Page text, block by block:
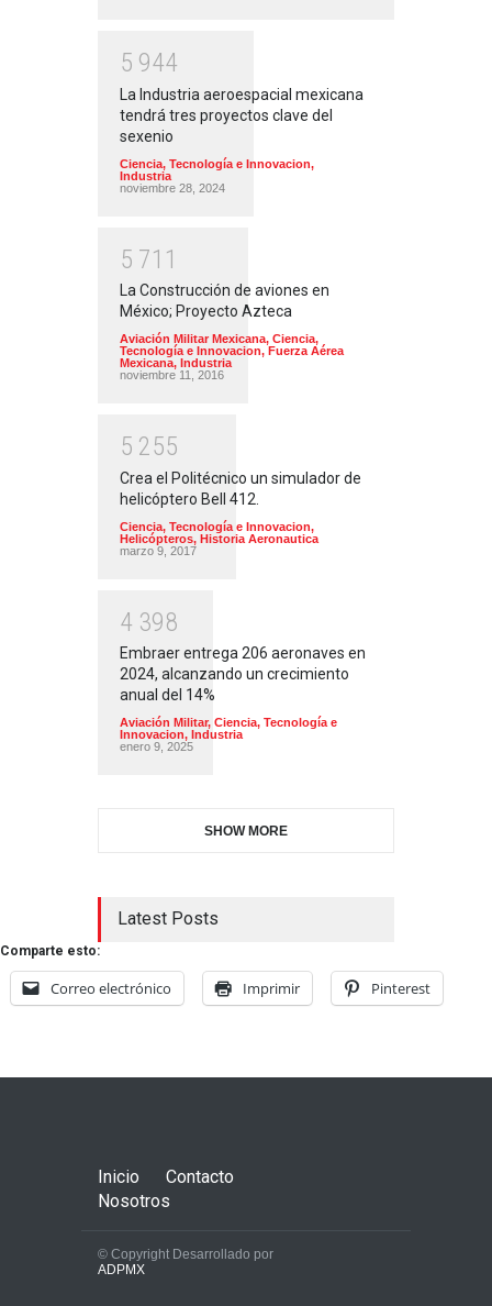
5 944
La Industria aeroespacial mexicana
tendrá tres proyectos clave del
sexenio
Ciencia, Tecnología e Innovacion,
Industria
noviembre 28, 2024
5 71 1
La Construcción de aviones en
México; Proyecto Azteca
Aviación Militar Mexicana, Ciencia,
Tecnología e Innovacion, Fuerza Aérea
Mexicana, Industria
noviembre 11, 2016
5 255
Crea el Politécnico un simulador de
helicóptero Bell 412.
Ciencia, Tecnología e Innovacion,
Helicópteros, Historia Aeronautica
marzo 9, 2017
4 398
Embraer entrega 206 aeronaves en
2024, alcanzando un crecimiento
anual del 14%
Aviación Militar, Ciencia, Tecnología e
Innovacion, Industria
enero 9, 2025
SHOW MORE
Latest Posts
Comparte esto:
Correo electrónico Imprimir Pinterest
Inicio
Contacto
Nosotros
© Copyright Desarrollado por
ADPMX